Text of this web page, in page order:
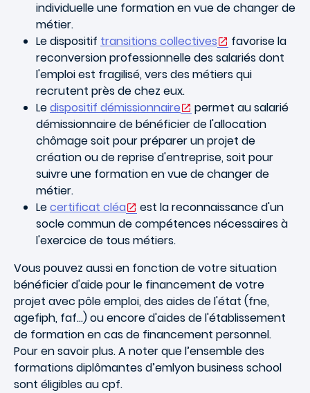
individuelle une formation en vue de changer de
métier.
Le dispositif transitions collectives
favorise la
reconversion professionnelle des salariés dont
l'emploi est fragilisé, vers des métiers qui
recrutent près de chez eux.
Ledispositif démissionnaire
permet au salarié
démissionnaire de bénéficier de l'allocation
chômage soit pour préparer un projet de
création ou de reprise d'entreprise, soit pour
suivre une formation en vue de changer de
métier.
Lecertificat cléa
est la reconnaissance d'un
socle commun de compétences nécessaires à
l'exercice de tous métiers.
Vous pouvez aussi en fonction de votre situation
bénéficier d'aide pour le financement de votre
projet avec pôle emploi, des aides de l'état (fne,
agefiph, faf…) ou encore d'aides de l'établissement
de formation en cas de financement personnel.
Pour en savoir plus. A noter que l’ensemble des
formations diplômantes d’emlyon business school
sont éligibles au cpf.